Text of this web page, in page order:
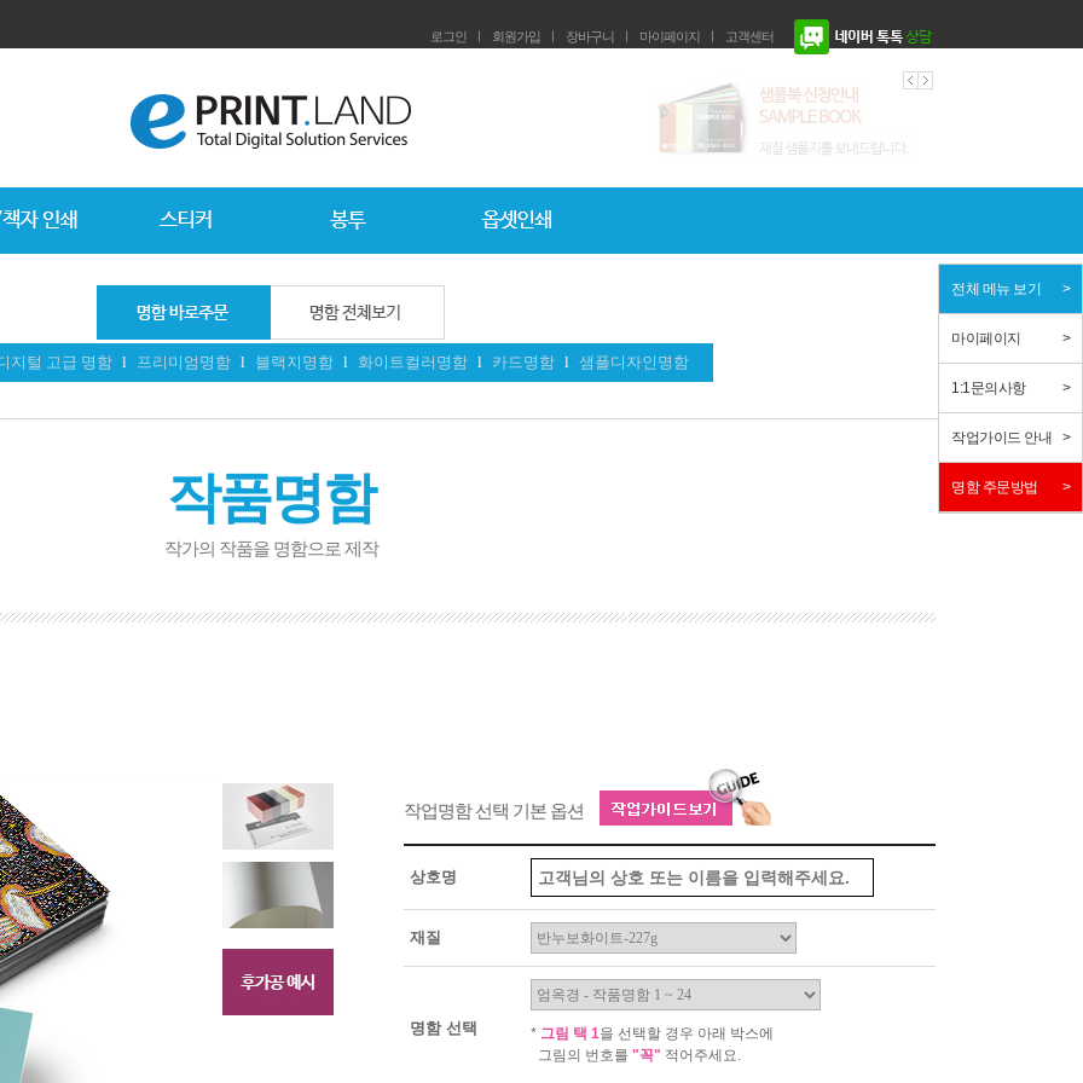
로그인 ㅣ 회원가입 ㅣ 장바구니 ㅣ 마이페이지 ㅣ 고객센터
지털 고급 명함 l 프리미엄명함 l 블랙지명함 l 화이트컬러명함 l 카드명함 l 샘플디자인명함
작품명함
작가의 작품을 명함으로 제작
작업명함 선택 기본 옵션
상호명
재질
명함 선택 * 그림 택 1을 선택할 경우 아래 박스에
그림의 번호를 "꼭" 적어주세요.
전체 메뉴 보기
마이페이지
1:1문의사항
작업가이드 안내
명함 주문방법